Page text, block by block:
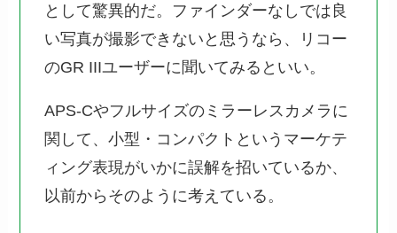
として驚異的だ。ファインダーなしでは良
い写真が撮影できないと思うなら、リコー
のGR IIIユーザーに聞いてみるといい。
APS-Cやフルサイズのミラーレスカメラに
関して、小型・コンパクトというマーケテ
ィング表現がいかに誤解を招いているか、
以前からそのように考えている。